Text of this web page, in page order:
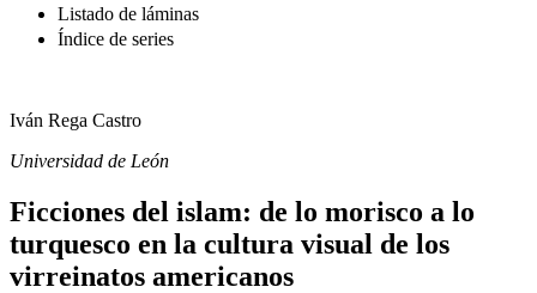
Listado de láminas
Índice de series
Iván Rega Castro
Universidad de León
Ficciones del islam: de lo morisco a lo
turquesco en la cultura visual de los
virreinatos americanos